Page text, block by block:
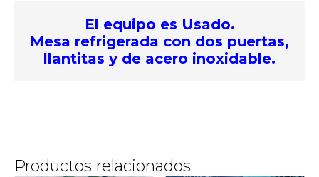
El equipo es Usado.
Mesa refrigerada con dos puertas,
llantitas y de acero inoxidable.
Productos relacionados